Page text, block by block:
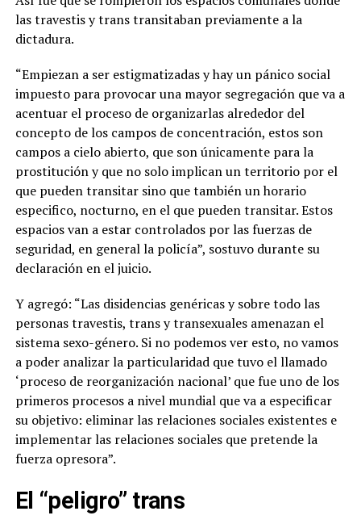
las travestis y trans transitaban previamente a la
dictadura.
“Empiezan a ser estigmatizadas y hay un pánico social
impuesto para provocar una mayor segregación que va a
acentuar el proceso de organizarlas alrededor del
concepto de los campos de concentración, estos son
campos a cielo abierto, que son únicamente para la
prostitución y que no solo implican un territorio por el
que pueden transitar sino que también un horario
especifico, nocturno, en el que pueden transitar. Estos
espacios van a estar controlados por las fuerzas de
seguridad, en general la policía”, sostuvo durante su
declaración en el juicio.
Y agregó: “Las disidencias genéricas y sobre todo las
personas travestis, trans y transexuales amenazan el
sistema sexo-género. Si no podemos ver esto, no vamos
a poder analizar la particularidad que tuvo el llamado
‘proceso de reorganización nacional’ que fue uno de los
primeros procesos a nivel mundial que va a especificar
su objetivo: eliminar las relaciones sociales existentes e
implementar las relaciones sociales que pretende la
fuerza opresora”.
El “peligro” trans